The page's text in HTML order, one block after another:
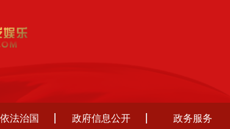
法治国 政府信息公开 政务服务